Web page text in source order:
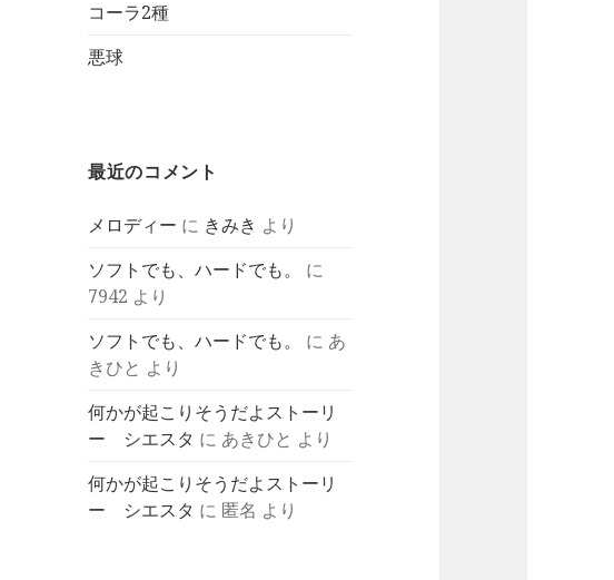
コーラ2種
悪球
最近のコメント
メロディー に きみき より
ソフトでも、ハードでも。
に
7942 より
ソフトでも、ハードでも。
に あ
きひと より
何かが起こりそうだよストーリ
ー シエスタ に あきひと より
何かが起こりそうだよストーリ
ー シエスタ に 匿名 より